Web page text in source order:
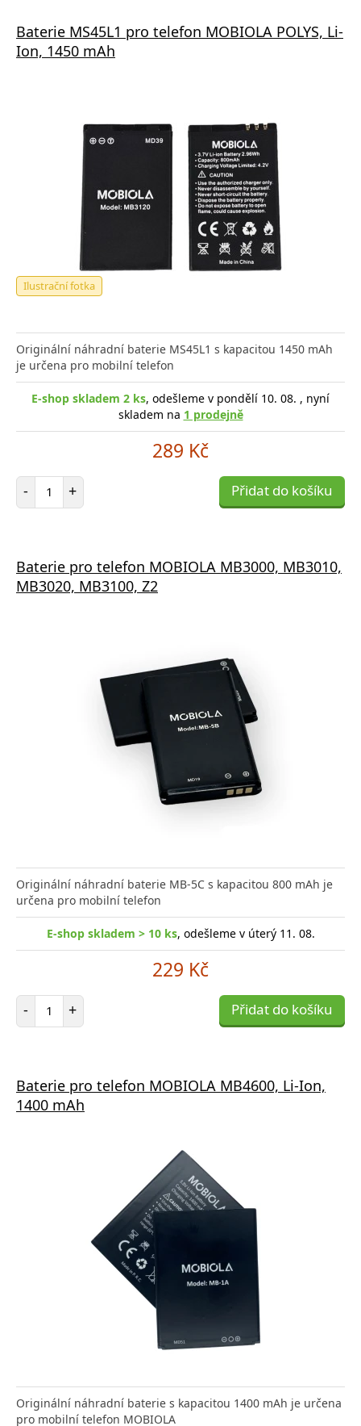
Baterie MS45L1 pro telefon MOBIOLA POLYS, Li-
Ion, 1450 mAh
Ilustrační fotka
Originální náhradní baterie MS45L1 s kapacitou 1450 mAh
je určena pro mobilní telefon
E-shop skladem 2 ks, odešleme v pondělí 10. 08. , nyní
skladem na 1 prodejně
289 Kč
- Počet položek
+ Přidat do košíku
Baterie pro telefon MOBIOLA MB3000, MB3010,
MB3020, MB3100, Z2
Originální náhradní baterie MB-5C s kapacitou 800 mAh je
určena pro mobilní telefon
E-shop skladem > 10 ks, odešleme v úterý 11. 08.
229 Kč
- Počet položek
+ Přidat do košíku
Baterie pro telefon MOBIOLA MB4600, Li-Ion,
1400 mAh
Originální náhradní baterie s kapacitou 1400 mAh je určena
pro mobilní telefon MOBIOLA